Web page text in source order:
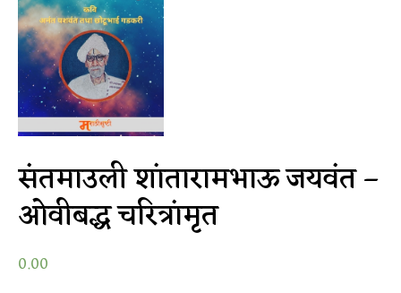
संतमाउली शांतारामभाऊ जयवंत –
ओवीबद्ध चरित्रांमृत
0.00